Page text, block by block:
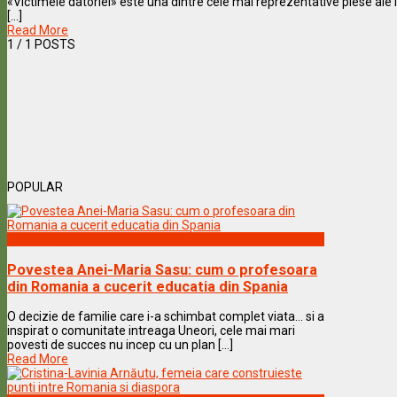
[...]
Read More
1 / 1 POSTS
POPULAR
Povestea Anei-Maria Sasu: cum o profesoara
din Romania a cucerit educatia din Spania
O decizie de familie care i-a schimbat complet viata… si a
inspirat o comunitate intreaga Uneori, cele mai mari
povesti de succes nu incep cu un plan [...]
Read More